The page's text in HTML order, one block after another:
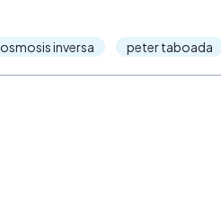
osmosis inversa peter taboada